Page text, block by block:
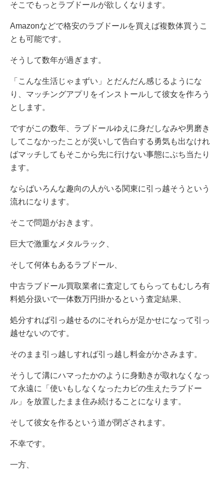
そこでもっとラブドールが欲しくなります。
Amazonなどで格安のラブドールを買えば複数体買うこ
とも可能です。
そうして数年が過ぎます。
「こんな生活じゃまずい」とだんだん感じるようにな
り、マッチングアプリをインストールして彼女を作ろう
とします。
ですがこの数年、ラブドールゆえに身だしなみや男磨き
してこなかったことが災いして告白する勇気も出なけれ
ばマッチしてもそこから先に行けない事態にぶち当たり
ます。
ならばいろんな趣向の人がいる関東に引っ越そうという
流れになります。
そこで問題がおきます。
巨大で激重なメタルラック、
そして何体もあるラブドール、
中古ラブドール買取業者に査定してもらってもむしろ有
料処分扱いで一体数万円掛かるという査定結果、
処分すれば引っ越せるのにそれらが足かせになって引っ
越せないのです。
そのまま引っ越しすれば引っ越し料金がかさみます。
そうして溝にハマったかのように身動きが取れなくなっ
て永遠に「使いもしなくなったカビの生えたラブドー
ル」を放置したまま住み続けることになります。
そして彼女を作るという道が閉ざされます。
不幸です。
一方、